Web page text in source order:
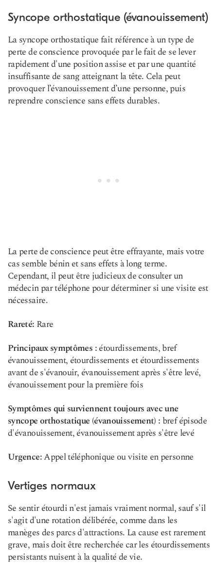
Syncope orthostatique (évanouissement)
La syncope orthostatique fait référence à un type de
perte de conscience provoquée par le fait de se lever
rapidement d'une position assise et par une quantité
insuffisante de sang atteignant la tête. Cela peut
provoquer l’évanouissement d’une personne, puis
reprendre conscience sans effets durables.
La perte de conscience peut être effrayante, mais votre
cas semble bénin et sans effets à long terme.
Cependant, il peut être judicieux de consulter un
médecin par téléphone pour déterminer si une visite est
nécessaire.
Rareté: Rare
Principaux symptômes :étourdissements, bref
évanouissement, étourdissements et étourdissements
avant de s'évanouir, évanouissement après s'être levé,
évanouissement pour la première fois
Symptômes qui surviennent toujours avec une
syncope orthostatique (évanouissement) : bref épisode
d'évanouissement, évanouissement après s'être levé
Urgence:Appel téléphonique ou visite en personne
Vertiges normaux
Se sentir étourdi n'est jamais vraiment normal, sauf s'il
s'agit d'une rotation délibérée, comme dans les
manèges des parcs d'attractions. La cause est rarement
grave, mais doit être recherchée car les étourdissements
persistants nuisent à la qualité de vie.